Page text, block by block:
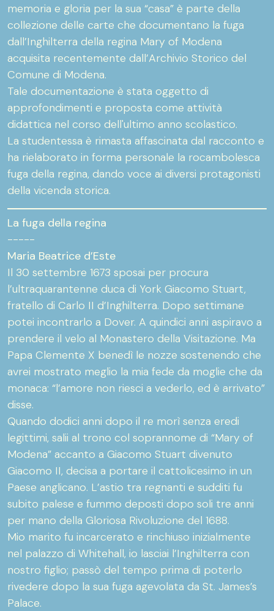
memoria e gloria per la sua “casa” è parte della
collezione delle carte che documentano la fuga
dall’Inghilterra della regina Mary of Modena
acquisita recentemente dall’Archivio Storico del
Comune di Modena.
Tale documentazione è stata oggetto di
approfondimenti e proposta come attività
didattica nel corso dell'ultimo anno scolastico.
La studentessa è rimasta affascinata dal racconto e
ha rielaborato in forma personale la rocambolesca
fuga della regina, dando voce ai diversi protagonisti
della vicenda storica.
La fuga della regina
-----
Maria Beatrice d’Este
Il 30 settembre 1673 sposai per procura
l’ultraquarantenne duca di York Giacomo Stuart,
fratello di Carlo II d’Inghilterra. Dopo settimane
potei incontrarlo a Dover. A quindici anni aspiravo a
prendere il velo al Monastero della Visitazione. Ma
Papa Clemente X benedì le nozze sostenendo che
avrei mostrato meglio la mia fede da moglie che da
monaca: “l’amore non riesci a vederlo, ed è arrivato”
disse.
Quando dodici anni dopo il re morì senza eredi
legittimi, salii al trono col soprannome di “Mary of
Modena” accanto a Giacomo Stuart divenuto
Giacomo II, decisa a portare il cattolicesimo in un
Paese anglicano. L’astio tra regnanti e sudditi fu
subito palese e fummo deposti dopo soli tre anni
per mano della Gloriosa Rivoluzione del 1688.
Mio marito fu incarcerato e rinchiuso inizialmente
nel palazzo di Whitehall, io lasciai l’Inghilterra con
nostro figlio; passò del tempo prima di poterlo
rivedere dopo la sua fuga agevolata da St. James’s
Palace.